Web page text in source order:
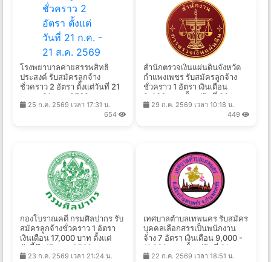
โรงพยาบาลค่ายสรรพสิทธิ
ประสงค์ รับสมัครลูกจ้าง
ชั่วคราว 2 อัตรา ตั้งแต่วันที่ 21
ก.ค. - 21 ส.ค. 2569
25 ก.ค. 2569 เวลา 17:31 น.
654
สำนักตรวจเงินแผ่นดินจังหวัด
กำแพงเพชร รับสมัครลูกจ้าง
ชั่วคราว 1 อัตรา เงินเดือน
9,400 บาท ตั้งแต่วันที่ 20 ก.ค.
- 14 ส.ค. 2569
29 ก.ค. 2569 เวลา 10:18 น.
449
กองโบราณคดี กรมศิลปากร รับ
สมัครลูกจ้างชั่วคราว 1 อัตรา
เงินเดือน 17,000 บาท ตั้งแต่
บัดนี้ถึง 17 ส.ค. 2569
23 ก.ค. 2569 เวลา 21:24 น.
เทศบาลตําบลเทพนคร รับสมัคร
บุคคลเลือกสรรเป็นพนักงาน
จ้าง 7 อัตรา เงินเดือน 9,000 -
11,380 บาท ตั้งแต่วันที่ 31 ก.ค.
- 10 ส.ค. 2569
22 ก.ค. 2569 เวลา 18:51 น.